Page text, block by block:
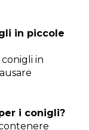
in piccole
in
i conigli?